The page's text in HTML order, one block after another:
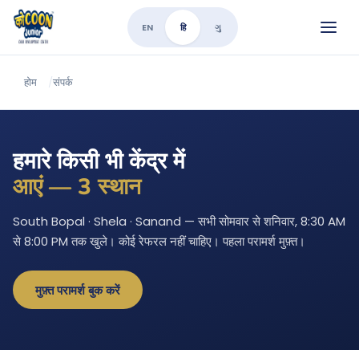
EN हि ગુ
होम /संपर्क
हमारे किसी भी केंद्र में
आएं — 3 स्थान
South Bopal · Shela · Sanand — सभी सोमवार से शनिवार, 8:30 AM
से 8:00 PM तक खुले। कोई रेफरल नहीं चाहिए। पहला परामर्श मुफ़्त।
मुफ़्त परामर्श बुक करें